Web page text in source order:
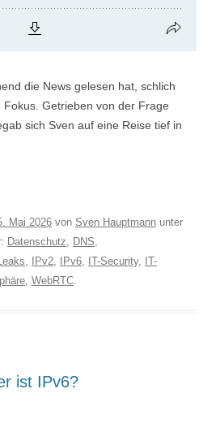
die News gelesen hat, schlich
Getrieben von der Frage
sich Sven auf eine Reise tief in
Mai 2026 von Sven Hauptmann unter
Datenschutz, DNS,
, IPv2, IPv6, IT-Security, IT-
, WebRTC.
ist IPv6?